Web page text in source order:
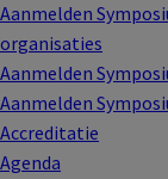
Aanmelden
organisaties
Aanmelden
Aanmelden
Accreditatie
Agenda